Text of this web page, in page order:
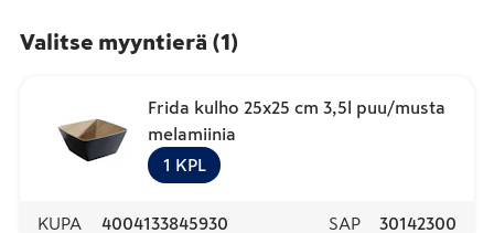
Valitse myyntierä (1)
Frida kulho 25x25 cm 3,5l puu/musta
melamiinia
1 KPL
KUPA 4004133845930 SAP 30142300